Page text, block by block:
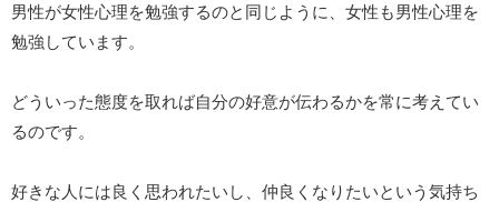
男性が女性心理を勉強するのと同じように、女性も男性心理を
勉強しています。
どういった態度を取れば自分の好意が伝わるかを常に考えてい
るのです。
好きな人には良く思われたいし、仲良くなりたいという気持ち